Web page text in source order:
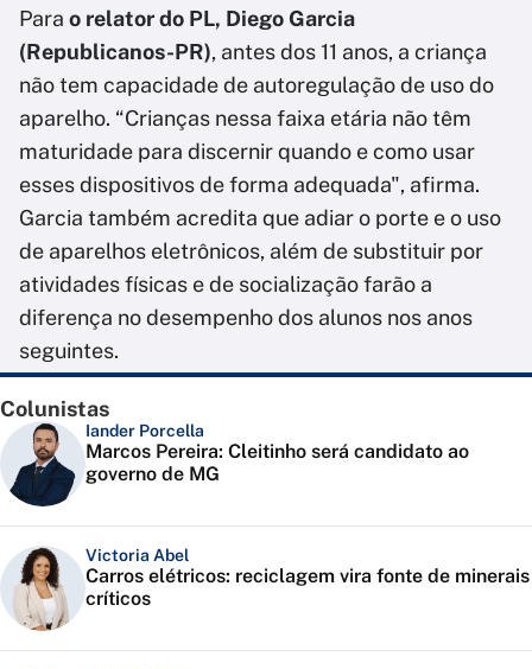
Para o relator do PL, Diego Garcia
(Republicanos-PR), antes dos 11 anos, a criança
não tem capacidade de autoregulação de uso do
aparelho. “Crianças nessa faixa etária não têm
maturidade para discernir quando e como usar
esses dispositivos de forma adequada", afirma.
Garcia também acredita que adiar o porte e o uso
de aparelhos eletrônicos, além de substituir por
atividades físicas e de socialização farão a
diferença no desempenho dos alunos nos anos
seguintes.
Colunistas
Iander Porcella
Marcos Pereira: Cleitinho será candidato ao
governo de MG
Victoria Abel
Carros elétricos: reciclagem vira fonte de minerais
críticos